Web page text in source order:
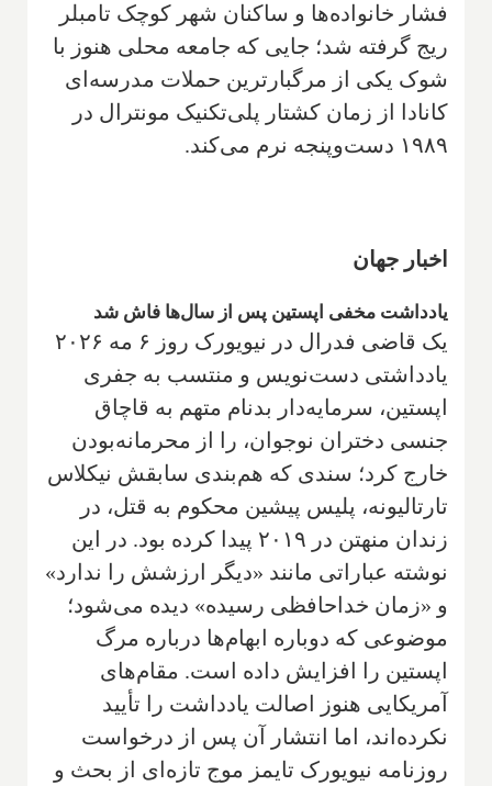
فشار خانواده‌ها و ساکنان شهر کوچک تامبلر
ریج گرفته شد؛ جایی که جامعه محلی هنوز با
شوک یکی از مرگبارترین حملات مدرسه‌ای
کانادا از زمان کشتار پلی‌تکنیک مونترال در
۱۹۸۹ دست‌وپنجه نرم می‌کند.
اخبار جهان
یادداشت مخفی اپستین پس از سال‌ها فاش شد
یک قاضی فدرال در نیویورک روز ۶ مه ۲۰۲۶
یادداشتی دست‌نویس و منتسب به جفری
اپستین، سرمایه‌دار بدنام متهم به قاچاق
جنسی دختران نوجوان، را از محرمانه‌بودن
خارج کرد؛ سندی که هم‌بندی سابقش نیکلاس
تارتالیونه، پلیس پیشین محکوم به قتل، در
زندان منهتن در ۲۰۱۹ پیدا کرده بود. در این
نوشته عباراتی مانند «دیگر ارزشش را ندارد»
و «زمان خداحافظی رسیده» دیده می‌شود؛
موضوعی که دوباره ابهام‌ها درباره مرگ
اپستین را افزایش داده است. مقام‌های
آمریکایی هنوز اصالت یادداشت را تأیید
نکرده‌اند، اما انتشار آن پس از درخواست
روزنامه نیویورک تایمز موج تازه‌ای از بحث و